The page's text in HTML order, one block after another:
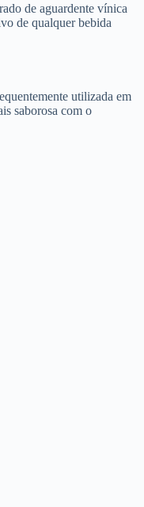
de aguardente vínica
de qualquer bebida
utilizada em
saborosa com o